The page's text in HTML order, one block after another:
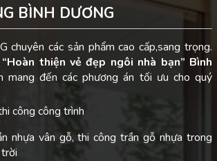
BÌNH DƯƠNG
chuyên các sản phẩm cao cấp,sang trọng.
“Hoàn thiện vẻ đẹp ngôi nhà bạn” Bình
mang đến các phương án tối ưu cho quý
công công trình
nhựa vân gỗ, thi công trần gỗ nhựa trong